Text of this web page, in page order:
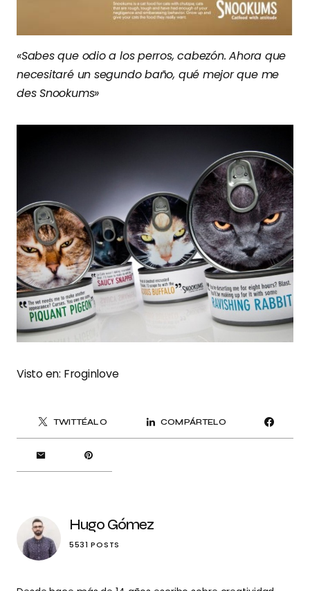
«Sabes que odio a los perros, cabezón. Ahora que
necesitaré un segundo baño, qué mejor que me
des Snookums»
Visto en: Froginlove
TWITTÉALO COMPÁRTELO
Hugo Gómez
5531 POSTS